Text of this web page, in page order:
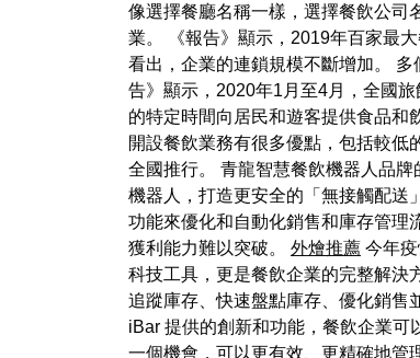
像選擇餐廳名稱一樣，選擇餐飲公司
業。 《報告》顯示，2019年百家最
看出，企業的連鎖規模不斷增加。
告》顯示，2020年1月至4月，全國
的特定時間向居民和遊客提供食品和
開設餐飲業務有很多優點，包括較低
全國推行。 青龍智慧餐飲機器人品
機器人，打造更安全的「無接觸配送
功能來優化和自動化銷售和庫存管理
獲利能力難以突破。 外燴推薦 今年
科技工具，更是餐飲企業的完整解決
追蹤庫存、快速盤點庫存、優化銷售
iBar 提供的創新和功能，餐飲企業可
一個機會，可以更有效、更精確地管